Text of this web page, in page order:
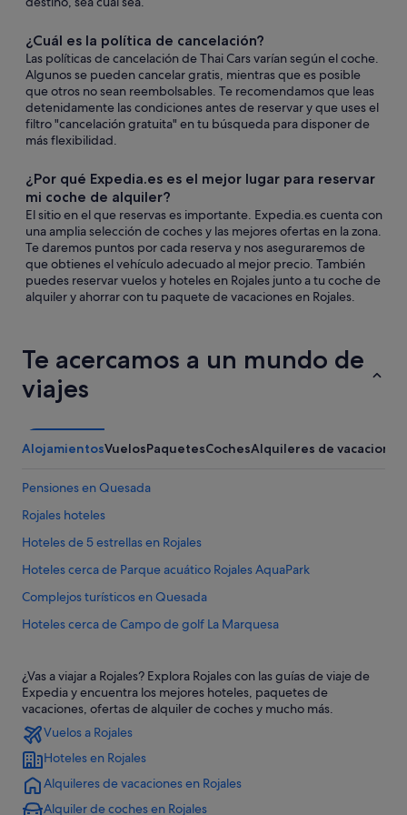
¿Cuál es la política de cancelación?
Las políticas de cancelación de Thai Cars varían según el coche.
Algunos se pueden cancelar gratis, mientras que es posible
que otros no sean reembolsables. Te recomendamos que leas
detenidamente las condiciones antes de reservar y que uses el
filtro "cancelación gratuita" en tu búsqueda para disponer de
más flexibilidad.
¿Por qué Expedia.es es el mejor lugar para reservar
mi coche de alquiler?
El sitio en el que reservas es importante. Expedia.es cuenta con
una amplia selección de coches y las mejores ofertas en la zona.
Te daremos puntos por cada reserva y nos aseguraremos de
que obtienes el vehículo adecuado al mejor precio. También
puedes reservar vuelos y hoteles en Rojales junto a tu coche de
alquiler y ahorrar con tu paquete de vacaciones en Rojales.
Te acercamos a un mundo de
viajes
AlojamientosVuelosPaquetesCochesAlquileres de vacaciones
Pensiones en Quesada
Rojales hoteles
Hoteles de 5 estrellas en Rojales
Hoteles cerca de Parque acuático Rojales AquaPark
Complejos turísticos en Quesada
Hoteles cerca de Campo de golf La Marquesa
Villas en Formentera del Segura
Apartamentos en Formentera del Segura
Villas en Rojales
Hoteles con bar en Rojales
Hoteles baratos en Rojales
¿Vas a viajar a Rojales? Explora Rojales con las guías de viaje de
Expedia y encuentra los mejores hoteles, paquetes de
vacaciones, ofertas de alquiler de coches y mucho más.
Vuelos a Rojales
Hoteles en Rojales
Alquileres de vacaciones en Rojales
Alquiler de coches en Rojales